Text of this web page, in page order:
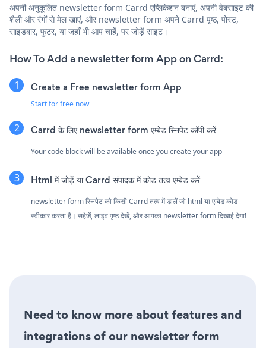
अपनी अनुकूलित newsletter form Carrd एप्लिकेशन बनाएं, अपनी वेबसाइट की
शैली और रंगों से मेल खाएं, और newsletter form अपने Carrd पृष्ठ, पोस्ट,
साइडबार, फुटर, या जहाँ भी आप चाहें, पर जोड़ें साइट।
How To Add a newsletter form App on Carrd:
Create a Free newsletter form App
Start for free now
Carrd के लिए newsletter form एम्बेड स्निपेट कॉपी करें
Your code block will be available once you create your app
Html में जोड़ें या Carrd संपादक में कोड तत्व एम्बेड करें
newsletter form स्निपेट को किसी Carrd तत्व में डालें जो html या एम्बेड कोड
स्वीकार करता है। सहेजें, लाइव पृष्ठ देखें, और आपका newsletter form दिखाई देगा!
Need to know more about features and
integrations of our newsletter form